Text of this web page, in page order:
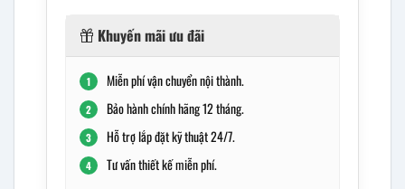
Khuyến mãi ưu đãi
1 Miễn phí vận chuyển nội thành.
2 Bảo hành chính hãng 12 tháng.
3 Hỗ trợ lắp đặt kỹ thuật 24/7.
4 Tư vấn thiết kế miễn phí.